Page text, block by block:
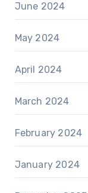
June 2024
May 2024
April 2024
March 2024
February 2024
January 2024